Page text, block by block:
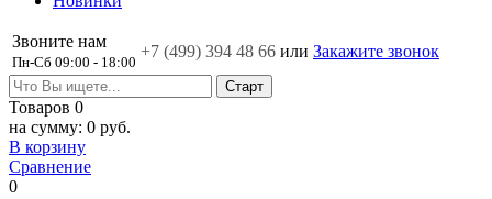
Звоните нам
Пн-Сб 09:00 - 18:00
+7 (499) 394 48 66 или Закажите звонок
Товаров 0
на сумму: 0 руб.
В корзину
Сравнение
0